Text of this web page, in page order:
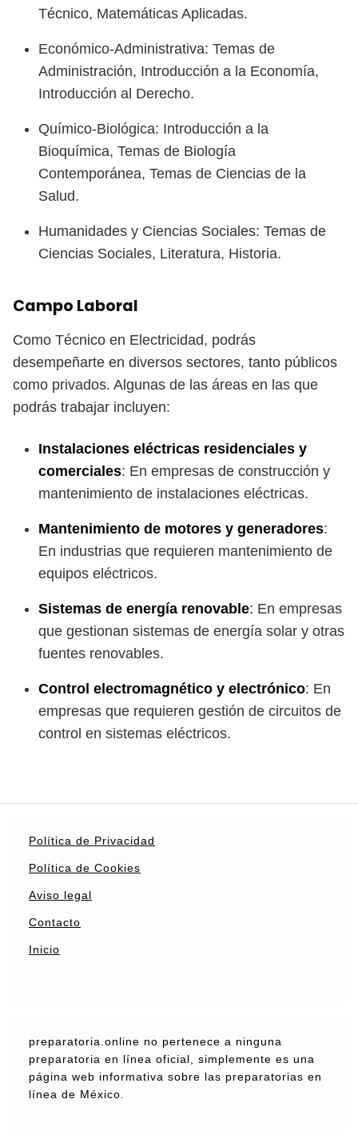
Técnico, Matemáticas Aplicadas.
Económico-Administrativa: Temas de
Administración, Introducción a la Economía,
Introducción al Derecho.
Químico-Biológica: Introducción a la
Bioquímica, Temas de Biología
Contemporánea, Temas de Ciencias de la
Salud.
Humanidades y Ciencias Sociales: Temas de
Ciencias Sociales, Literatura, Historia.
Campo Laboral
Como Técnico en Electricidad, podrás
desempeñarte en diversos sectores, tanto públicos
como privados. Algunas de las áreas en las que
podrás trabajar incluyen:
Instalaciones eléctricas residenciales y
comerciales: En empresas de construcción y
mantenimiento de instalaciones eléctricas.
Mantenimiento de motores y generadores:
En industrias que requieren mantenimiento de
equipos eléctricos.
Sistemas de energía renovable: En empresas
que gestionan sistemas de energía solar y otras
fuentes renovables.
Control electromagnético y electrónico: En
empresas que requieren gestión de circuitos de
control en sistemas eléctricos.
Política de Privacidad
Política de Cookies
Aviso legal
Contacto
Inicio
preparatoria.online no pertenece a ninguna
preparatoria en línea oficial, simplemente es una
página web informativa sobre las preparatorias en
línea de México.